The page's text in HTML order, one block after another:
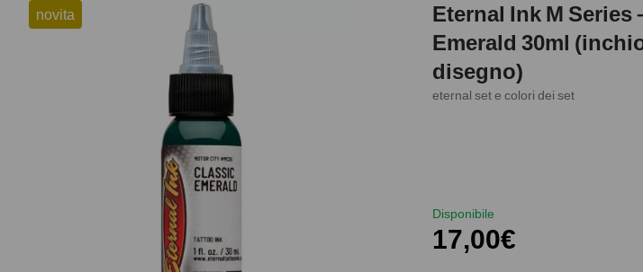
novita
Eternal Ink M Series
Emerald 30ml
disegno)
eternal set e colori dei set
Disponibile
17,00€